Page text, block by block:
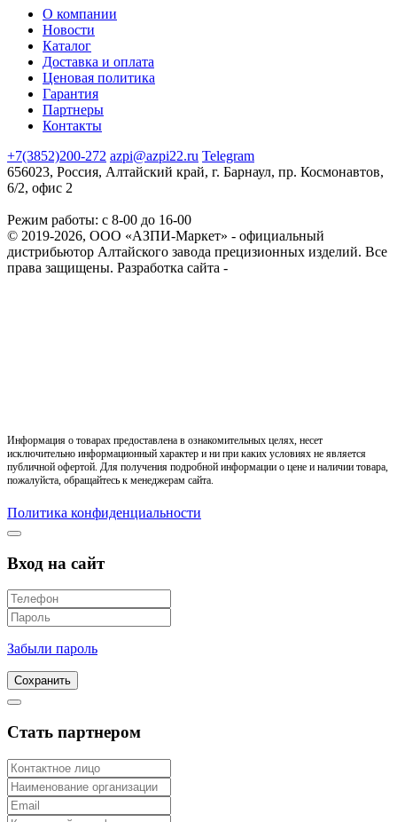
О компании
Новости
Каталог
Доставка и оплата
Ценовая политика
Гарантия
Партнеры
Контакты
+7(3852)200-272 azpi@azpi22.ru Telegram
656023, Россия, Алтайский край, г. Барнаул, пр. Космонавтов,
6/2, офис 2
Режим работы: с 8-00 до 16-00
© 2019-2026, ООО «АЗПИ-Маркет» - официальный
дистрибьютор Алтайского завода прецизионных изделий. Все
права защищены. Разработка сайта -
Информация о товарах предоставлена в ознакомительных целях, несет
исключительно информационный характер и ни при каких условиях не является
публичной офертой. Для получения подробной информации о цене и наличии товара,
пожалуйста, обращайтесь к менеджерам сайта.
Политика конфиденциальности
Вход на сайт
Забыли пароль
Сохранить
Стать партнером